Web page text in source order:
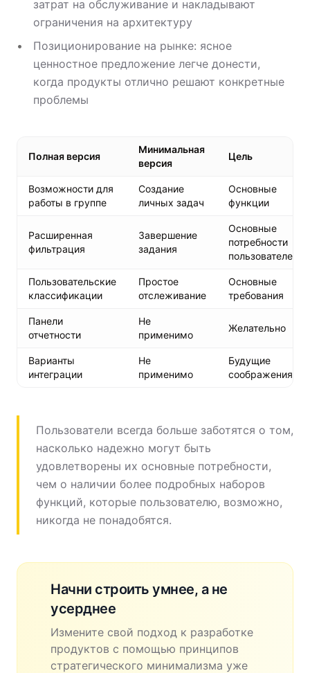
затрат на обслуживание и накладывают
ограничения на архитектуру
Позиционирование на рынке: ясное
ценностное предложение легче донести,
когда продукты отлично решают конкретные
проблемы
Полная версия
Минимальная
версия
Цель
Возможности для
работы в группе
Создание
личных задач
Основные
функции
Расширенная
фильтрация
Завершение
задания
Основные
потребности
пользователей
Пользовательские
классификации
Простое
отслеживание
Основные
требования
Панели
отчетности
Не
применимо
Желательно
Варианты
интеграции
Не
применимо
Будущие
соображения
Пользователи всегда больше заботятся о том,
насколько надежно могут быть
удовлетворены их основные потребности,
чем о наличии более подробных наборов
функций, которые пользователю, возможно,
никогда не понадобятся.
Начни строить умнее, а не
усерднее
Измените свой подход к разработке
продуктов с помощью принципов
стратегического минимализма уже